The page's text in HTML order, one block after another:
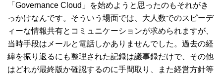
「Governance Cloud」を始めようと思ったのもそれがき
っかけなんです。そういう場面では、大人数でのスピーデ
ィーな情報共有とコミュニケーションが求められますが、
当時手段はメールと電話しかありませんでした。過去の経
緯を振り返るにも整理された記録は議事録だけで、その他
はどれが最終版か確認するのに手間取り、また経営方針等